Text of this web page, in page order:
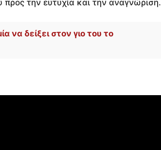
την ευτυχία και την αναγνώριση.
να δείξει στον γιο του το